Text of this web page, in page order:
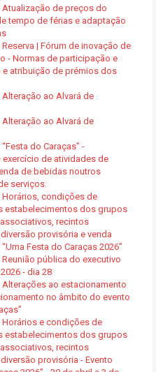
Atualização de preços do
tempo de férias e adaptação
| Fórum de inovação de
- Normas de participação e
e atribuição de prémios dos
Alteração ao Alvará de
Alteração ao Alvará de
do Caraças” -
de atividades de
de bebidas noutros
serviços:
Horários, condições de
estabelecimentos dos grupos
recintos
provisória e venda
Festa do Caraças 2026”
Reunião pública do executivo
- dia 28
Alterações ao estacionamento
no âmbito do evento
Horários e condições de
estabelecimentos dos grupos
recintos
provisória - Evento